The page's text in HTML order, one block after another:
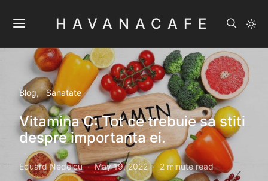
HAVANACAFE
Blog Sanatate
Vitamina C: Tot ce trebuie sa stiti
despre importanta ei.
Eduard Nedelcu May 19, 2022 2 minute read